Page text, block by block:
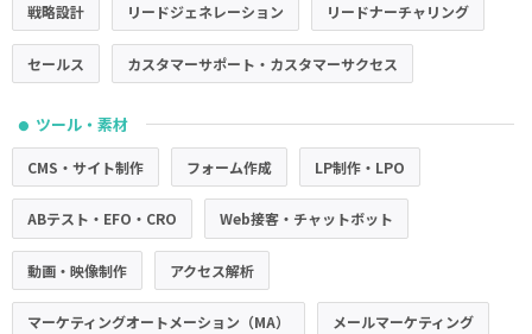
戦略設計 リードジェネレーション リードナーチャリング
セールス カスタマーサポート・カスタマーサクセス
● ツール・素材
CMS・サイト制作 フォーム作成 LP制作・LPO
ABテスト・EFO・CRO Web接客・チャットボット
動画・映像制作 アクセス解析
マーケティングオートメーション（MA） メールマーケティング